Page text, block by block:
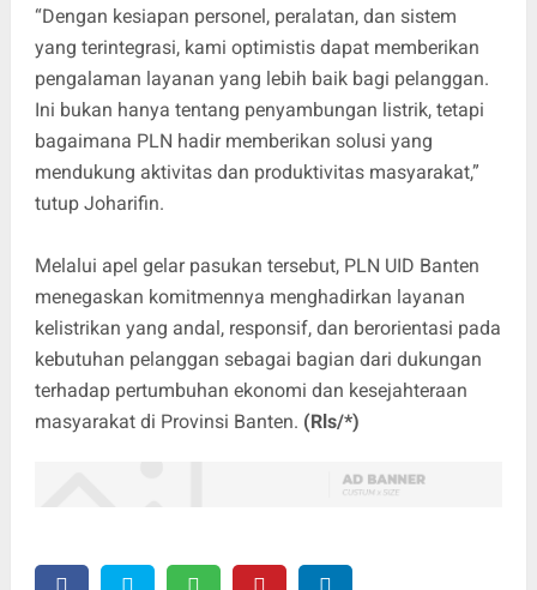
“Dengan kesiapan personel, peralatan, dan sistem
yang terintegrasi, kami optimistis dapat memberikan
pengalaman layanan yang lebih baik bagi pelanggan.
Ini bukan hanya tentang penyambungan listrik, tetapi
bagaimana PLN hadir memberikan solusi yang
mendukung aktivitas dan produktivitas masyarakat,”
tutup Joharifin.
Melalui apel gelar pasukan tersebut, PLN UID Banten
menegaskan komitmennya menghadirkan layanan
kelistrikan yang andal, responsif, dan berorientasi pada
kebutuhan pelanggan sebagai bagian dari dukungan
terhadap pertumbuhan ekonomi dan kesejahteraan
masyarakat di Provinsi Banten. (Rls/*)